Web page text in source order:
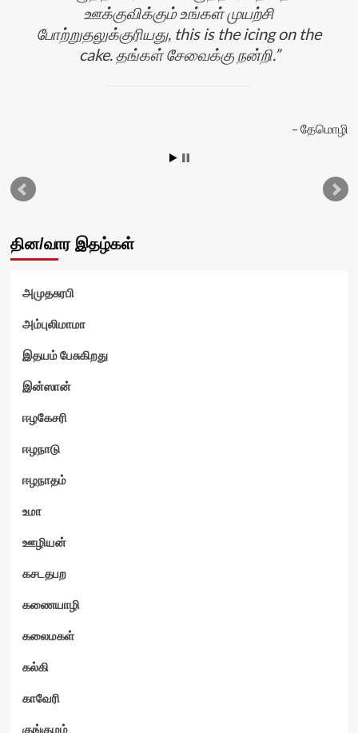
ஊக்குவிக்கும் உங்கள் முயற்சி
போற்றுதலுக்குரியது, this is the icing on the
cake. தங்கள் சேவைக்கு நன்றி.
தேமொழி
தின/வார இதழ்கள்
அமுதசுரபி
அம்புலிமாமா
இதயம் பேசுகிறது
இன்ஸான்
ஈழகேசரி
ஈழநாடு
ஈழநாதம்
உமா
ஊழியன்
கசடதபற
கணையாழி
கலைமகள்
கல்கி
காவேரி
குங்குமம்